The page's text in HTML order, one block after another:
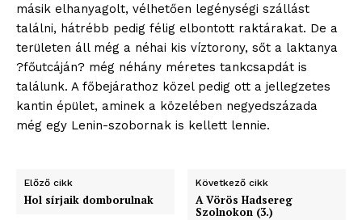
másik elhanyagolt, vélhetően legénységi szállást
találni, hátrébb pedig félig elbontott raktárakat. De a
területen áll még a néhai kis víztorony, sőt a laktanya
?főutcáján? még néhány méretes tankcsapdát is
találunk. A főbejárathoz közel pedig ott a jellegzetes
kantin épület, aminek a közelében negyedszázada
még egy Lenin-szobornak is kellett lennie.
Előző cikk
Hol sírjaik domborulnak
Következő cikk
A Vörös Hadsereg
Szolnokon (3.)